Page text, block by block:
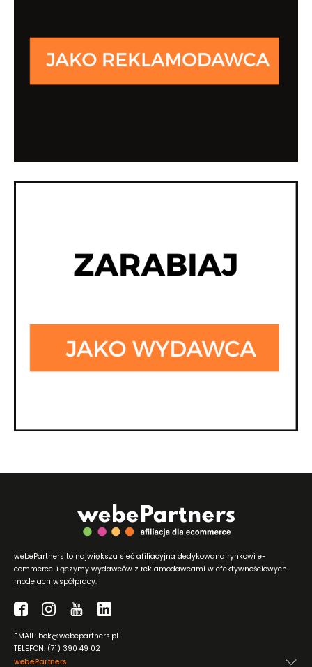
webePartners
webePartners to największa sieć afiliacyjna dedykowana rynkowi e-
commerce. Łączymy wydawców z reklamodawcami w efektywnościowych
modelach współpracy.
EMAIL: bok@webepartners.pl
TELEFON: (71) 390 49 02